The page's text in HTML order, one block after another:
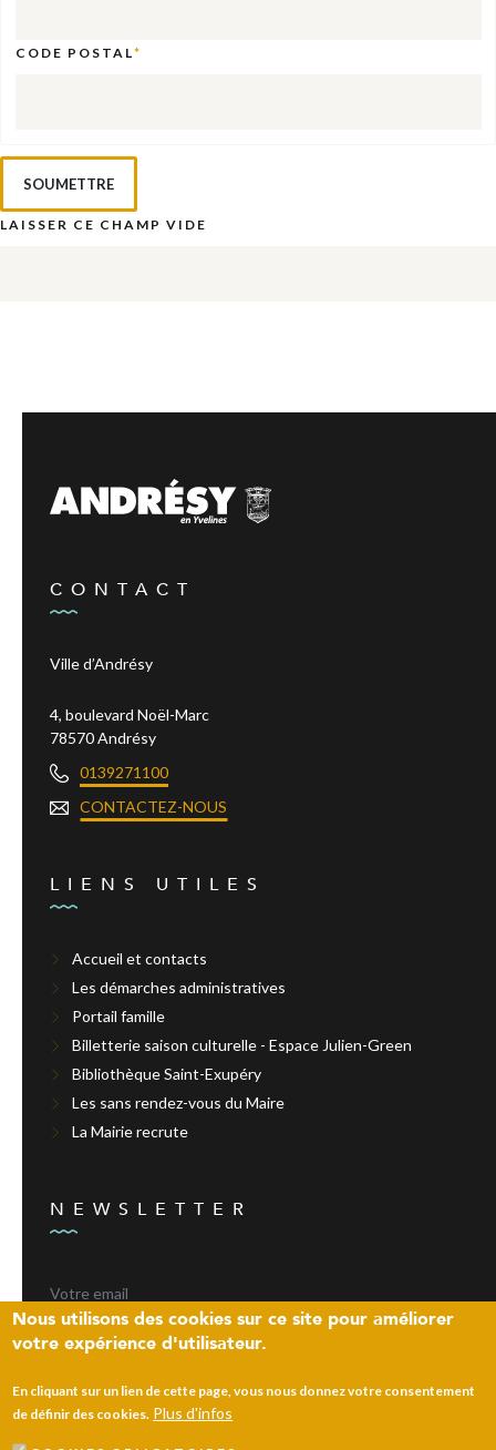
CODE POSTAL
LAISSER CE CHAMP VIDE
CONTACT
Ville d’Andrésy
4, boulevard Noël-Marc
78570 Andrésy
0139271100
CONTACTEZ-NOUS
LIENS UTILES
Accueil et contacts
Les démarches administratives
Portail famille
Billetterie saison culturelle - Espace Julien-Green
Bibliothèque Saint-Exupéry
Les sans rendez-vous du Maire
La Mairie recrute
NEWSLETTER
ENVOYER
Nous utilisons des cookies sur ce site pour améliorer
votre expérience d'utilisateur.
En cliquant sur un lien de cette page, vous nous donnez votre consentement
de définir des cookies. Plus d'infos